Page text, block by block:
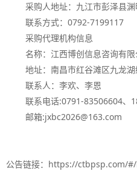
采购人地址：九江市彭泽县
联系方式： 0792-7199117
采购代理机构信息
名称：江西博创信息咨询有限
地址：南昌市红谷滩区九龙
联系人：李欢、李恩
联系电话:0791-83506604、
邮箱:jxbc2026@163.com
公告链接：https://ctbpsp.com/